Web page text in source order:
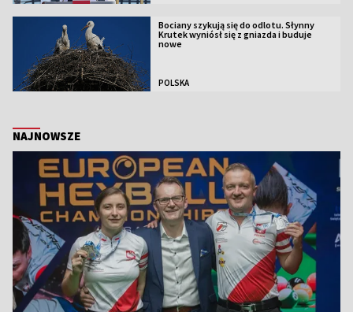
Bociany szykują się do odlotu. Słynny
Krutek wyniósł się z gniazda i buduje
nowe
POLSKA
NAJNOWSZE